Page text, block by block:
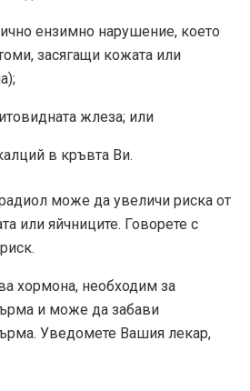
ензимно нарушение, което
засягащи кожата или
жлеза; или
в кръвта Ви.
може да увеличи риска от
или яйчниците. Говорете с
хормона, необходим за
и може да забави
Уведомете Вашия лекар,